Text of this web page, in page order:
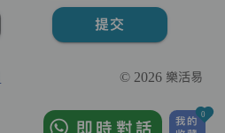
提交
© 2026 樂活易
即時對話
我的
0